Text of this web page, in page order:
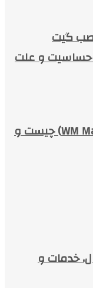
گیت
حساسیت و علت
بروکر دبلیو ام مارکتس (WM Markets) چیست و
خدمات و